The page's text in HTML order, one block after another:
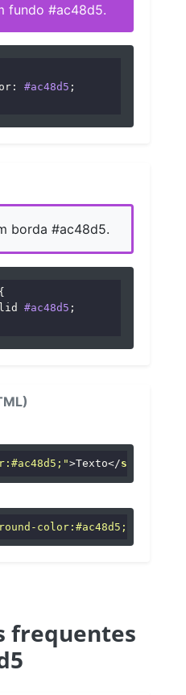
fundo #ac48d5.
: #ac48d5 ;
borda #ac48d5.
#ac48d5 ;
>Texto</span
color:#ac48d5;"
frequentes